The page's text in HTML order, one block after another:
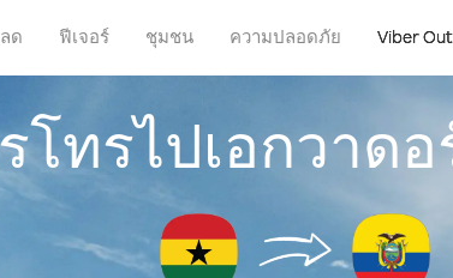
ด ฟีเจอร์ ชุมชน ความปลอดภัย Viber Out
โทรไปเอกวาด